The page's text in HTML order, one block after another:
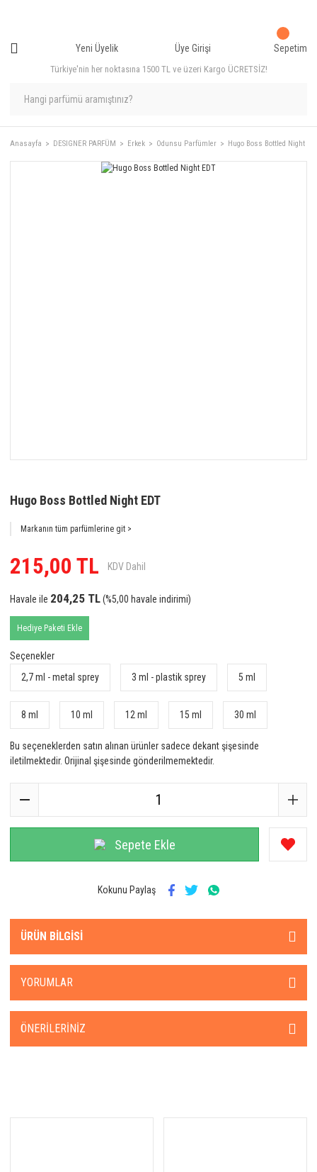
Türkiye'nin her noktasına 1500 TL ve üzeri Kargo ÜCRETSİZ!
Yeni Üyelik Üye Girişi Sepetim
Anasayfa DESIGNER PARFÜM Erkek Odunsu Parfümler Hugo Boss Bottled Night
Hugo Boss Bottled Night EDT
Markanın tüm parfümlerine git >
215,00 TL KDV Dahil
Havale ile 204,25 TL(%5,00 havale indirimi)
Hediye Paketi Ekle
Seçenekler
2,7 ml - metal sprey
3 ml - plastik sprey 5 ml
8 ml 10 ml 12 ml 15 ml 30 ml
Bu seçeneklerden satın alınan ürünler sadece dekant şişesinde
iletilmektedir. Orijinal şişesinde gönderilmemektedir.
Sepete Ekle
Kokunu Paylaş
ÜRÜN BILGISI
YORUMLAR
ÖNERILERINIZ